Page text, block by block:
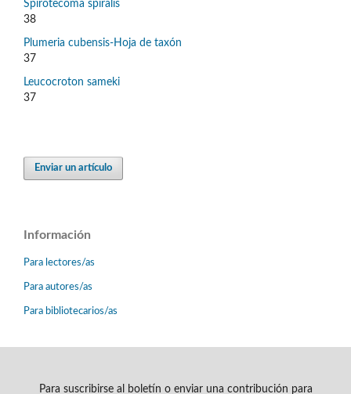
Spirotecoma spiralis
38
Plumeria cubensis-Hoja de taxón
37
Leucocroton sameki
37
Enviar un artículo
Información
Para lectores/as
Para autores/as
Para bibliotecarios/as
Para suscribirse al boletín o enviar una contribución para